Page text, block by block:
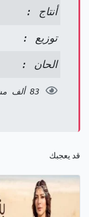
أنتاج :
توزيع :
الحان :
83 ألف مشاهدة
قد يعجبك